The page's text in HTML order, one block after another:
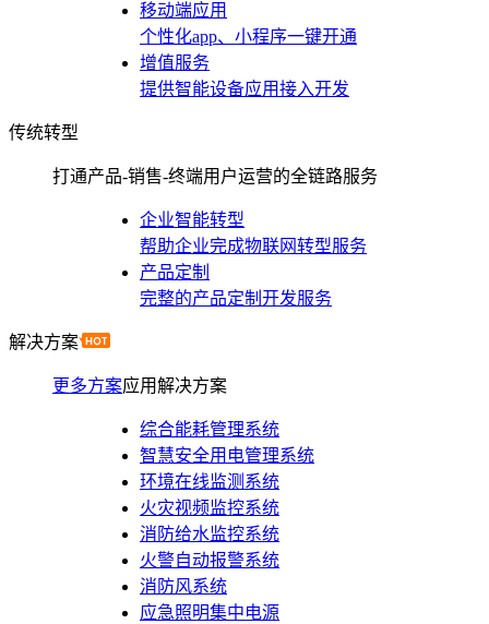
移动端应用
个性化app、小程序一键开通
增值服务
提供智能设备应用接入开发
传统转型
打通产品-销售-终端用户运营的全链路服务
企业智能转型
帮助企业完成物联网转型服务
产品定制
完整的产品定制开发服务
解决方案
更多方案应用解决方案
综合能耗管理系统
智慧安全用电管理系统
环境在线监测系统
火灾视频监控系统
消防给水监控系统
火警自动报警系统
消防风系统
应急照明集中电源